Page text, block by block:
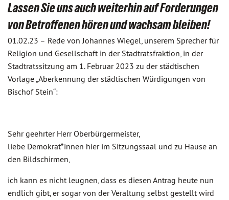
Lassen Sie uns auch weiterhin auf Forderungen
von Betroffenen hören und wachsam bleiben!
01.02.23 – Rede von Johannes Wiegel, unserem Sprecher für
Religion und Gesellschaft in der Stadtratsfraktion, in der
Stadtratssitzung am 1. Februar 2023 zu der städtischen
Vorlage „Aberkennung der städtischen Würdigungen von
Bischof Stein“:
Sehr geehrter Herr Oberbürgermeister,
liebe Demokrat*innen hier im Sitzungssaal und zu Hause an
den Bildschirmen,
ich kann es nicht leugnen, dass es diesen Antrag heute nun
endlich gibt, er sogar von der Veraltung selbst gestellt wird